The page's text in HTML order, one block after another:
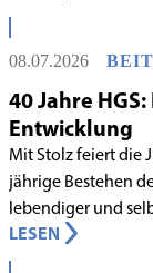
Rabbinatsgericht
08.07.2026
40 Jahre
Entwicklung
Mit Stolz feiert die
jährige Bestehen
lebendiger und
Lebens in Berlin
schwierigen
LESEN